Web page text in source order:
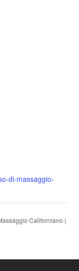
di-massaggio-
Californiano |